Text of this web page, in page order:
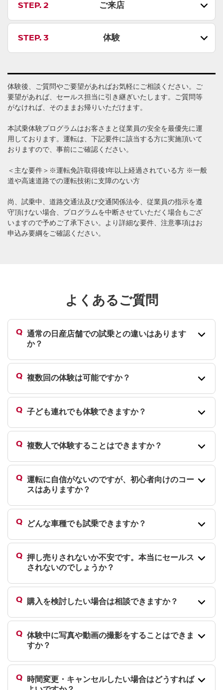
STEP. 2 ご来店
STEP. 3 体験
体験後、ご質問やご要望があればお気軽にご相談ください。ご
要望があれば、セールス担当に引き継ぎいたします。ご質問等
がなければ、そのままお帰りいただけます。
本試乗体験プログラムはお客さまと従業員の安全を最優先に運
用しております。運転は、下記要件に該当する方に実施頂いて
おりますので、事前にご確認ください。
＜主な要件＞※運転免許取得後1年以上経過されている方 ※一般
道や高速道路での運転技術に支障のない方
尚、試乗中、道路交通法及び交通関係法令、従業員の指示を遵
守頂けない場合、プログラムを中断させていただく場合もござ
いますので予めご了承下さい。より詳細な要件、注意事項はお
申込み要綱をご確認ください。
よくあるご質問
通常の日産店舗での試乗との違いはあります
か？
複数回の体験は可能ですか？
子ども連れでも体験できますか？
複数人で体験することはできますか？
運転に自信がないのですが、初心者向けのコー
スはありますか？
どんな車種でも試乗できますか？
押し売りされないか不安です。本当にセールス
されないのでしょうか？
購入を検討したい場合は相談できますか？
体験中に写真や動画の撮影をすることはできま
すか？
時間変更・キャンセルしたい場合はどうすれば